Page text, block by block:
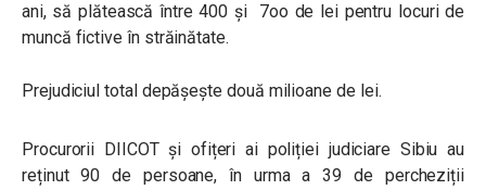
ani, să plătească între 400 și 7oo de lei pentru locuri de
muncă fictive în străinătate.
Prejudiciul total depășește două milioane de lei.
Procurorii DIICOT și ofițeri ai poliției judiciare Sibiu au
reținut 90 de persoane, în urma a 39 de percheziții